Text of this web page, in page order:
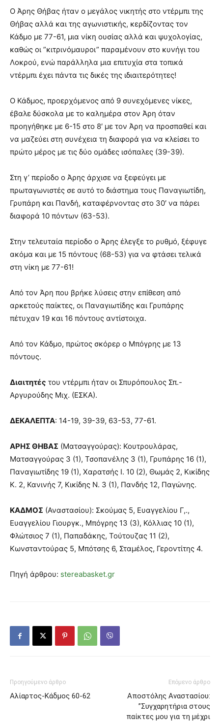
Ο Άρης Θήβας ήταν ο μεγάλος νικητής στο ντέρμπι της
Θήβας αλλά και της αγωνιστικής, κερδίζοντας τον
Κάδμο με 77-61, μια νίκη ουσίας αλλά και ψυχολογίας,
καθώς οι ”κιτρινόμαυροι” παραμένουν στο κυνήγι του
Λοκρού, ενώ παράλληλα μια επιτυχία στα τοπικά
ντέρμπι έχει πάντα τις δικές της ιδιαιτερότητες!
Ο Κάδμος, προερχόμενος από 9 συνεχόμενες νίκες,
έβαλε δύσκολα με το καλημέρα στον Άρη όταν
προηγήθηκε με 6-15 στο 8′ με τον Άρη να προσπαθεί και
να μαζεύει στη συνέχεια τη διαφορά για να κλείσει το
πρώτο μέρος με τις δύο ομάδες ισόπαλες (39-39).
Στη γ’ περίοδο ο Άρης άρχισε να ξεφεύγει με
πρωταγωνιστές σε αυτό το διάστημα τους Παναγιωτίδη,
Γρυπάρη και Πανδή, καταφέρνοντας στο 30′ να πάρει
διαφορά 10 πόντων (63-53).
Στην τελευταία περίοδο ο Άρης έλεγξε το ρυθμό, ξέφυγε
ακόμα και με 15 πόντους (68-53) για να φτάσει τελικά
στη νίκη με 77-61!
Από τον Άρη που βρήκε λύσεις στην επίθεση από
αρκετούς παίκτες, οι Παναγιωτίδης και Γρυπάρης
πέτυχαν 19 και 16 πόντους αντίστοιχα.
Από τον Κάδμο, πρώτος σκόρερ ο Μπόγρης με 13
πόντους.
Διαιτητές του ντέρμπι ήταν οι Σπυρόπουλος Σπ.-
Αργυρούδης Μιχ. (ΕΣΚΑ).
ΔΕΚΑΛΕΠΤΑ: 14-19, 39-39, 63-53, 77-61.
ΑΡΗΣ ΘΗΒΑΣ (Ματσαγγούρας): Κουτρουλάρας,
Ματσαγγούρας 3 (1), Τσοπανέλης 3 (1), Γρυπάρης 16 (1),
Παναγιωτίδης 19 (1), Χαρατσής Ι. 10 (2), Θωμάς 2, Κικίδης
Κ. 2, Κανινής 7, Κικίδης Ν. 3 (1), Πανδής 12, Παγώνης.
ΚΑΔΜΟΣ (Αναστασίου): Σκούμας 5, Ευαγγελίου Γ,.,
Ευαγγελίου Γιουργκ., Μπόγρης 13 (3), Κόλλιας 10 (1),
Φλώτσιος 7 (1), Παπαδάκης, Τούτουζας 11 (2),
Κωνσταντούρας 5, Μπότσης 6, Σταμέλος, Γεροντίτης 4.
Πηγή άρθρου: stereabasket.gr
Προηγούμενο άρθρο
Αλίαρτος-Κάδμος 60-62
Επόμενο άρθρο
Αποστόλης Αναστασίου:
”Συγχαρητήρια στους
παίκτες μου για τη μέχρι